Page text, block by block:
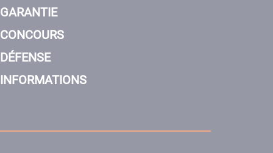
GARANTIE
CONCOURS
DÉFENSE
INFORMATIONS